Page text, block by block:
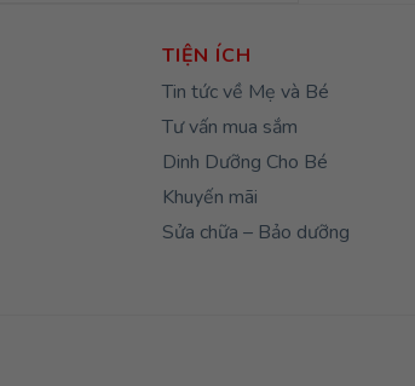
TIỆN ÍCH
Tin tức về Mẹ và Bé
Tư vấn mua sắm
Dinh Dưỡng Cho Bé
Khuyến mãi
Sửa chữa – Bảo dưỡng